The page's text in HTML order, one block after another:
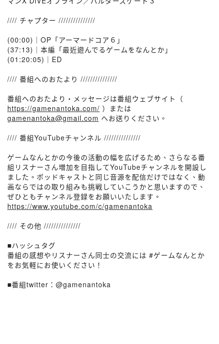
//// チャプター ///////////////
(00:00)｜OP「アーマードコア６」
(37:13)｜本編「最近遊んでるゲームをなんとか」
(01:20:05)｜ED
//// 番組へのおたより ///////////////
番組へのおたより・メッセージは番組ウェブサイト（
https://gamenantoka.com/ ）または
gamenantoka@gmail.com へお送りください。
//// 番組YouTubeチャンネル ///////////////
ゲームなんとかの今後の活動の幅を広げるため、さらなる番
組リスナーさん増加を目指してYouTubeチャンネルを開設し
ました。ポッドキャストと同じ音源を配信だけではなく、動
画ならではの取り組みも挑戦していこうかと思いますので、
ぜひともチャンネル登録をお願いいたします。
https://www.youtube.com/c/gamenantoka
//// その他 ///////////////
■ハッシュタグ
番組の感想やリスナーさん同士の交流には #ゲームなんとか
をお気軽にお使いください！
■番組twitter：@gamenantoka